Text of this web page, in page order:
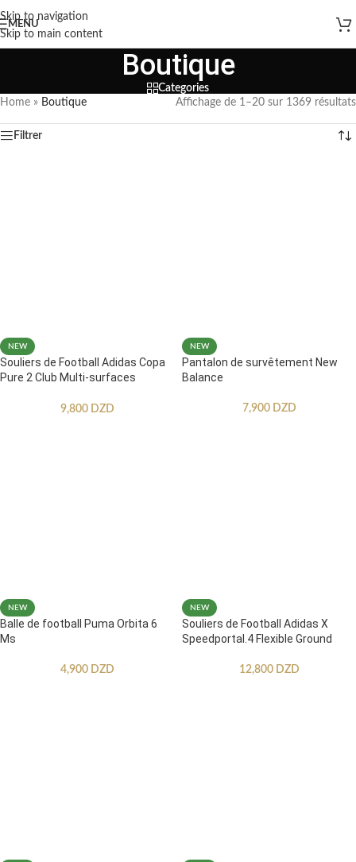
Skip to navigation
Skip to main content
MENU
Boutique
Categories
Home » Boutique Affichage de 1–20 sur 1369 résultats
Filtrer
NEW
Souliers de Football Adidas Copa
Pure 2 Club Multi-surfaces
9,800 DZD
NEW
Pantalon de survêtement New
Balance
7,900 DZD
NEW
Balle de football Puma Orbita 6
Ms
4,900 DZD
NEW
Souliers de Football Adidas X
Speedportal.4 Flexible Ground
12,800 DZD